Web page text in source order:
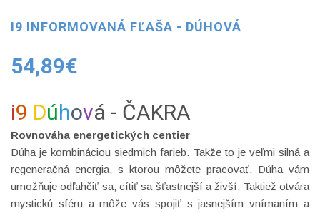
I9 INFORMOVANÁ FĽAŠA - DÚHOVÁ
54,89€
i9 Dúhová - ČAKRA
Rovnováha energetických centier
Dúha je kombináciou siedmich farieb. Takže to je veľmi silná a
regeneračná energia, s ktorou môžete pracovať. Dúha vám
umožňuje odľahčiť sa, cítiť sa šťastnejší a živší. Taktiež otvára
mystickú sféru a môže vás spojiť s jasnejším vnímaním a